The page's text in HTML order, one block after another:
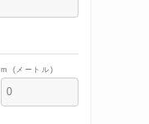
m (メートル)